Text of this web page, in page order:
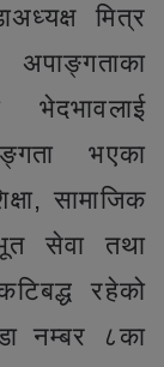
मित्र
भएका
सामाजिक
सेवा तथा
रहेको
नम्बर ८का